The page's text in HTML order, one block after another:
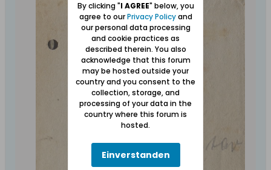
By clicking "I AGREE" below, you
agree to ourPrivacy Policyand
our personal data processing
and cookie practices as
described therein. You also
acknowledge that this forum
may be hosted outside your
country and you consent to the
collection, storage, and
processing of your data in the
country where this forum is
hosted.
Einverstanden